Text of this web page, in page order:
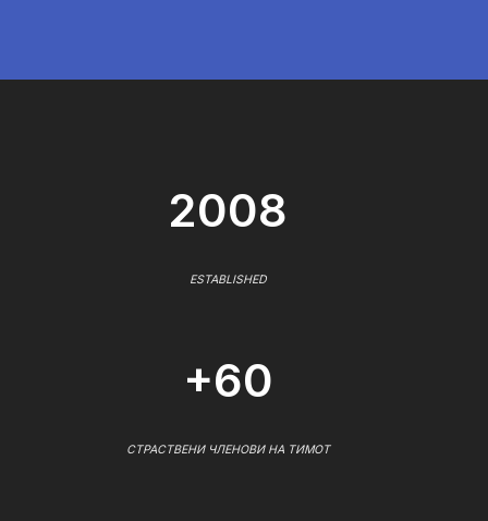
2008
ESTABLISHED
+60
СТРАСТВЕНИ ЧЛЕНОВИ НА ТИМОТ